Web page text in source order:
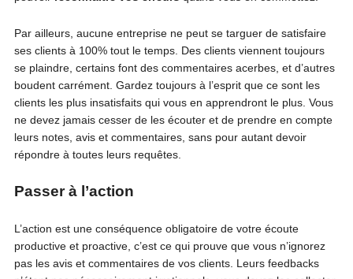
Par ailleurs, aucune entreprise ne peut se targuer de satisfaire
ses clients à 100% tout le temps. Des clients viennent toujours
se plaindre, certains font des commentaires acerbes, et d’autres
boudent carrément. Gardez toujours à l’esprit que ce sont les
clients les plus insatisfaits qui vous en apprendront le plus. Vous
ne devez jamais cesser de les écouter et de prendre en compte
leurs notes, avis et commentaires, sans pour autant devoir
répondre à toutes leurs requêtes.
Passer à l’action
L’action est une conséquence obligatoire de votre écoute
productive et proactive, c’est ce qui prouve que vous n’ignorez
pas les avis et commentaires de vos clients. Leurs feedbacks